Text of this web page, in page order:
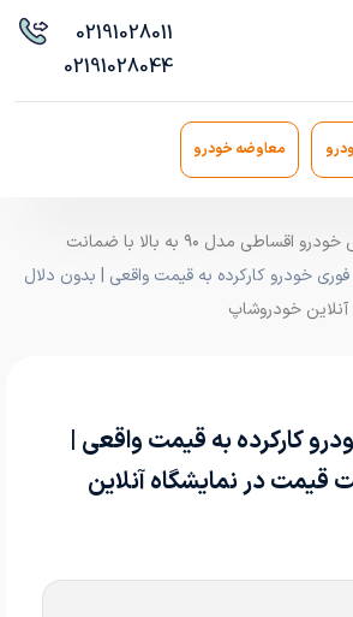
02191028011
02191028044
معاوضه خودرو
خودرو شاپ، خرید و فروش خودرو اقساطی مدل ۹۰ به بالا با ضمانت
خودرو کارکرده به قیمت واقعی | بدون دلال
آنلاین خودروشاپ
کارکرده به قیمت واقعی |
قیمت در نمایشگاه آنلاین